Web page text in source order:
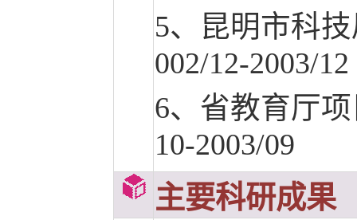
5、昆明市科
002/12-2003/12
6、省教育厅
10-2003/09
主要科研成果